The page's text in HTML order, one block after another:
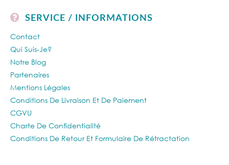
SERVICE / INFORMATIONS
Contact
Qui Suis-Je?
Notre Blog
Partenaires
Mentions Légales
Conditions De Livraison Et De Paiement
CGVU
Charte De Confidentialité
Conditions De Retour Et Formulaire De Rétractation